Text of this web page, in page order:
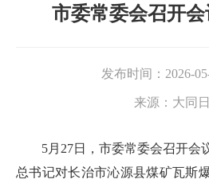
市委常委会召开
发布时间： 2026-
来源： 大同
5月27日，市委常委会召开会
总书记对长治市沁源县煤矿瓦斯